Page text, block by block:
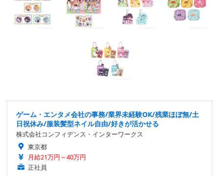
ゲーム・エンタメ会社の事務/業界未経験OK/残業ほぼ無/土
日祝休み/服装髪型ネイル自由/好きが活かせる
株式会社コンフィデンス・インターワークス
東京都
月給21万円～40万円
正社員